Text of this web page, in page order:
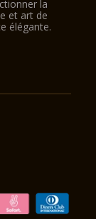
la
et art de
élégante.